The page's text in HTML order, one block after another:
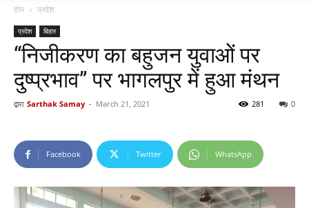
होम प्रदेश
प्रदेश बिहार
“निजीकरण का बहुजन युवाओं पर
दुष्प्रभाव” पर भागलपुर में हुआ मंथन
द्वारा Sarthak Samay - March 21, 2021 0
281
Facebook Twitter WhatsApp